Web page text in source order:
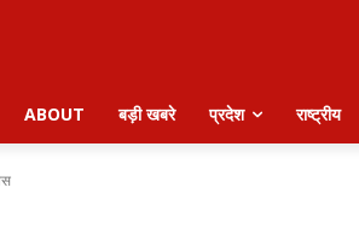
ABOUT बड़ी खबरे प्रदेश राष्ट्रीय